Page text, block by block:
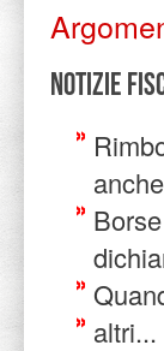
Notizie
altri...